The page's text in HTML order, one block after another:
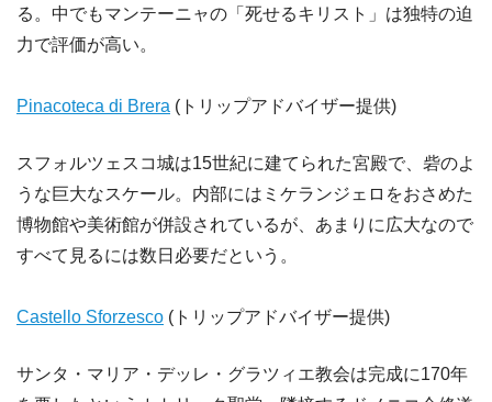
る。中でもマンテーニャの「死せるキリスト」は独特の迫
力で評価が高い。
Pinacoteca di Brera (トリップアドバイザー提供)
スフォルツェスコ城は15世紀に建てられた宮殿で、砦のよ
うな巨大なスケール。内部にはミケランジェロをおさめた
博物館や美術館が併設されているが、あまりに広大なので
すべて見るには数日必要だという。
Castello Sforzesco (トリップアドバイザー提供)
サンタ・マリア・デッレ・グラツィエ教会は完成に170年